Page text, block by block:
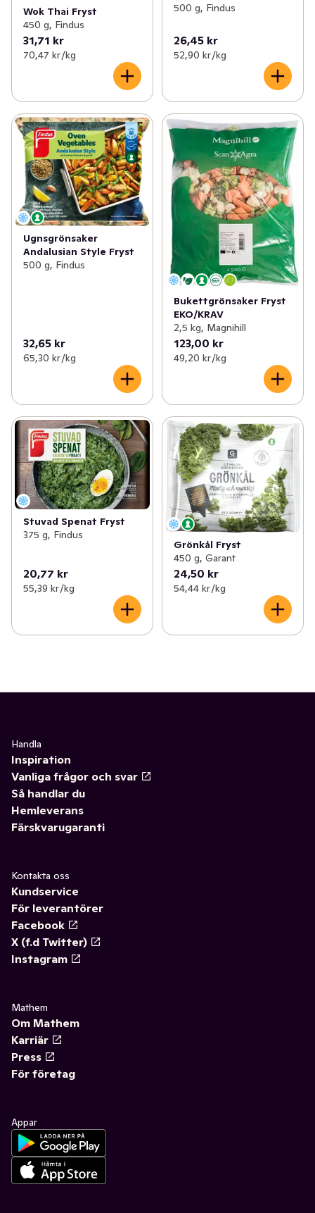
Wok Thai Fryst
450 g, Findus
31,71 kr
70,47 kr /kg
500 g, Findus
26,45 kr
52,90 kr /kg
Ugnsgrönsaker
Andalusian Style Fryst
500 g, Findus
32,65 kr
65,30 kr /kg
Bukettgrönsaker Fryst
EKO/KRAV
2,5 kg, Magnihill
123,00 kr
49,20 kr /kg
Stuvad Spenat Fryst
375 g, Findus
20,77 kr
55,39 kr /kg
Grönkål Fryst
450 g, Garant
24,50 kr
54,44 kr /kg
Handla
Inspiration
Vanliga frågor och svar
Så handlar du
Hemleverans
Färskvarugaranti
Kontakta oss
Kundservice
För leverantörer
Facebook
X (f.d Twitter)
Instagram
Mathem
Om Mathem
Karriär
Press
För företag
Appar